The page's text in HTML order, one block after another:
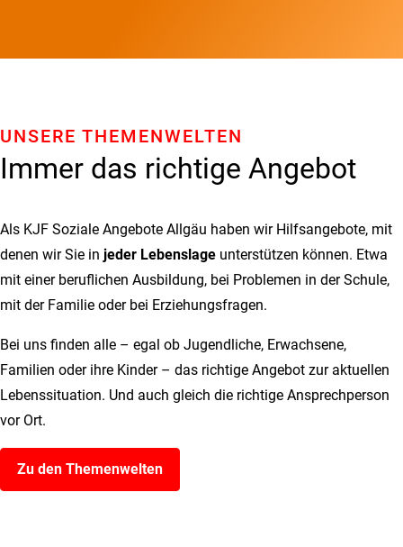
Immer das richtige Angebot
UNSERE THEMENWELTEN
Als KJF Soziale Angebote Allgäu haben wir Hilfsangebote, mit
denen wir Sie in jeder Lebenslage unterstützen können. Etwa
mit einer beruflichen Ausbildung, bei Problemen in der Schule,
mit der Familie oder bei Erziehungsfragen.
Bei uns finden alle – egal ob Jugendliche, Erwachsene,
Familien oder ihre Kinder – das richtige Angebot zur aktuellen
Lebenssituation. Und auch gleich die richtige Ansprechperson
vor Ort.
Zu den Themenwelten